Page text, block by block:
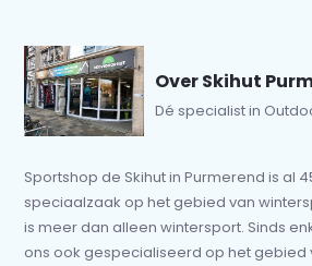
Over Skihut
Dé specialist in
Sportshop de Skihut in Purmerend is al
speciaalzaak op het gebied van
is meer dan alleen wintersport. Sinds
ons ook gespecialiseerd op het gebied